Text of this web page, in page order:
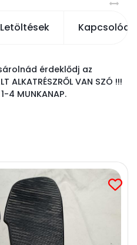
Letöltések
érdeklődj az
VAN SZÓ !!!
4 MUNKANAP.